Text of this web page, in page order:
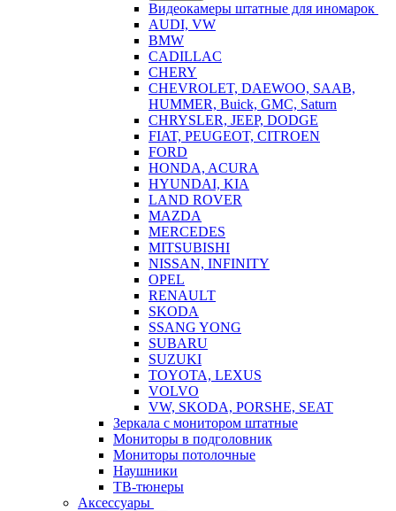
Видеокамеры штатные для иномарок
AUDI, VW
BMW
CADILLAC
CHERY
CHEVROLET, DAEWOO, SAAB,
HUMMER, Buick, GMC, Saturn
CHRYSLER, JEEP, DODGE
FIAT, PEUGEOT, CITROEN
FORD
HONDA, ACURA
HYUNDAI, KIA
LAND ROVER
MAZDA
MERCEDES
MITSUBISHI
NISSAN, INFINITY
OPEL
RENAULT
SKODA
SSANG YONG
SUBARU
SUZUKI
TOYOTA, LEXUS
VOLVO
VW, SKODA, PORSHE, SEAT
Зеркала с монитором штатные
Мониторы в подголовник
Мониторы потолочные
Наушники
ТВ-тюнеры
Аксессуары